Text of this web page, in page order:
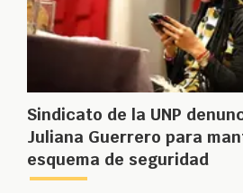
Sindicato de la UNP
Juliana Guerrero para
esquema de seguridad